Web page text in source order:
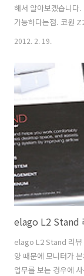
해서 알아보겠습니다
가능하다는점. 코원
되는 기능을 어떻게
어서 좀 더 고급사용
로 승부해온 코원의
시도 같은 음악을 스
피커와 기본이어폰,
데 확실히 느낌이 다
수 있습니..
2012. 2. 19.
elago L2 Stand
elago L2 Stand 리뷰
양 때문에 모니터가
업무를 보는 경우에